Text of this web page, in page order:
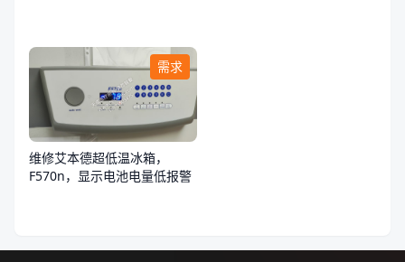
需求
维修艾本德超低温冰箱，
F570n，显示电池电量低报警